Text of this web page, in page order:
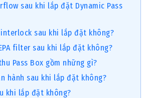
sau khi lắp đặt Dynamic Pass
sau khi lắp đặt không?
filter sau khi lắp đặt không?
Pass Box gồm những gì?
hành sau khi lắp đặt không?
khi lắp đặt không?